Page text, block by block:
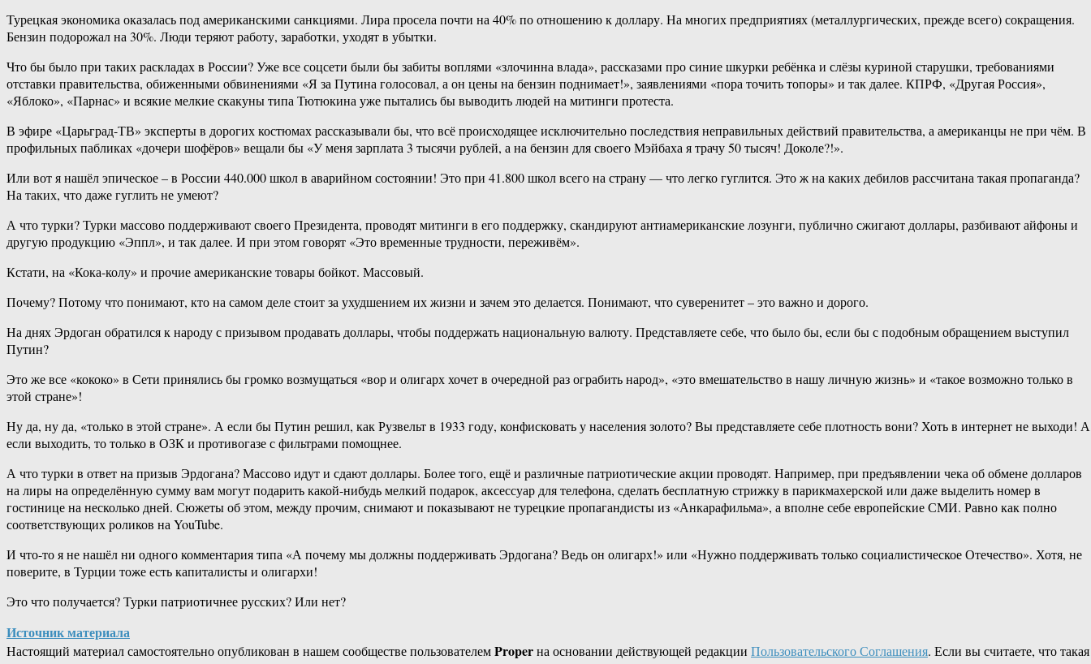
Турецкая экономика оказалась под американскими санкциями. Лира просела почти на 40% по отношению к доллару. На многих предприятиях (металлургических, прежде всего) сокращения.
Бензин подорожал на 30%. Люди теряют работу, заработки, уходят в убытки.
Что бы было при таких раскладах в России? Уже все соцсети были бы забиты воплями «злочинна влада», рассказами про синие шкурки ребёнка и слёзы куриной старушки, требованиями
отставки правительства, обиженными обвинениями «Я за Путина голосовал, а он цены на бензин поднимает!», заявлениями «пора точить топоры» и так далее. КПРФ, «Другая Россия»,
«Яблоко», «Парнас» и всякие мелкие скакуны типа Тютюкина уже пытались бы выводить людей на митинги протеста.
В эфире «Царьград-ТВ» эксперты в дорогих костюмах рассказывали бы, что всё происходящее исключительно последствия неправильных действий правительства, а американцы не при чём. В
профильных пабликах «дочери шофёров» вещали бы «У меня зарплата 3 тысячи рублей, а на бензин для своего Мэйбаха я трачу 50 тысяч! Доколе?!».
Или вот я нашёл эпическое – в России 440.000 школ в аварийном состоянии! Это при 41.800 школ всего на страну — что легко гуглится. Это ж на каких дебилов рассчитана такая пропаганда?
На таких, что даже гуглить не умеют?
А что турки? Турки массово поддерживают своего Президента, проводят митинги в его поддержку, скандируют антиамериканские лозунги, публично сжигают доллары, разбивают айфоны и
другую продукцию «Эппл», и так далее. И при этом говорят «Это временные трудности, переживём».
Кстати, на «Кока-колу» и прочие американские товары бойкот. Массовый.
Почему? Потому что понимают, кто на самом деле стоит за ухудшением их жизни и зачем это делается. Понимают, что суверенитет – это важно и дорого.
На днях Эрдоган обратился к народу с призывом продавать доллары, чтобы поддержать национальную валюту. Представляете себе, что было бы, если бы с подобным обращением выступил
Путин?
Это же все «кококо» в Сети принялись бы громко возмущаться «вор и олигарх хочет в очередной раз ограбить народ», «это вмешательство в нашу личную жизнь» и «такое возможно только в
этой стране»!
Ну да, ну да, «только в этой стране». А если бы Путин решил, как Рузвельт в 1933 году, конфисковать у населения золото? Вы представляете себе плотность вони? Хоть в интернет не выходи! А
если выходить, то только в ОЗК и противогазе с фильтрами помощнее.
А что турки в ответ на призыв Эрдогана? Массово идут и сдают доллары. Более того, ещё и различные патриотические акции проводят. Например, при предъявлении чека об обмене долларов
на лиры на определённую сумму вам могут подарить какой-нибудь мелкий подарок, аксессуар для телефона, сделать бесплатную стрижку в парикмахерской или даже выделить номер в
гостинице на несколько дней. Сюжеты об этом, между прочим, снимают и показывают не турецкие пропагандисты из «Анкарафильма», а вполне себе европейские СМИ. Равно как полно
соответствующих роликов на YouTube.
И что-то я не нашёл ни одного комментария типа «А почему мы должны поддерживать Эрдогана? Ведь он олигарх!» или «Нужно поддерживать только социалистическое Отечество». Хотя, не
поверите, в Турции тоже есть капиталисты и олигархи!
Это что получается? Турки патриотичнее русских? Или нет?
Источник материала
Настоящий материал самостоятельно опубликован в нашем сообществе пользователемProperна основании действующей редакции Пользовательского Соглашения. Если вы считаете, что такая